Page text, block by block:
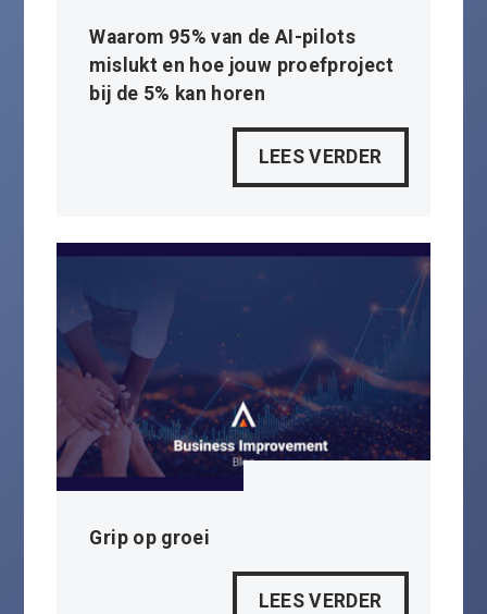
Waarom 95% van de AI-pilots
mislukt en hoe jouw proefproject
bij de 5% kan horen
LEES VERDER
Grip op groei
LEES VERDER